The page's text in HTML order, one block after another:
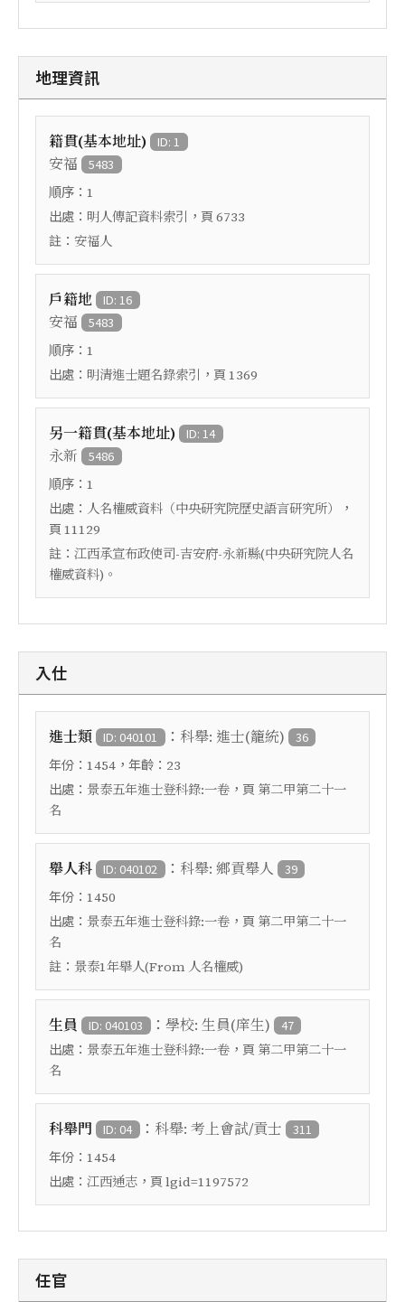
地理資訊
籍貫(基本地址) ID: 1
安福 5483
順序： 1
出處： 明人傳記資料索引 ，頁 6733
註： 安福人
戶籍地 ID: 16
安福 5483
順序： 1
出處： 明清進士題名錄索引 ，頁 1369
另一籍貫(基本地址) ID: 14
永新 5486
順序： 1
出處： 人名權威資料（中央研究院歷史語言研究所）
，
頁 11129
註： 江西承宣布政使司-吉安府-永新縣(中央研究院人名
權威資料)。
入仕
進士類 ID: 040101 ： 科舉: 進士(籠統) 36
年份： 1454 ，年齡： 23
出處： 景泰五年進士登科錄:一卷 ，頁 第二甲第二十一
名
舉人科 ID: 040102 ： 科舉: 鄉貢舉人 39
年份： 1450
出處： 景泰五年進士登科錄:一卷 ，頁 第二甲第二十一
名
註： 景泰1年舉人(From 人名權威)
生員 ID: 040103 ： 學校: 生員(庠生) 47
出處： 景泰五年進士登科錄:一卷 ，頁 第二甲第二十一
名
科舉門 ID: 04 ： 科舉: 考上會試/貢士 311
年份： 1454
出處： 江西通志 ，頁 lgid=1197572
任官